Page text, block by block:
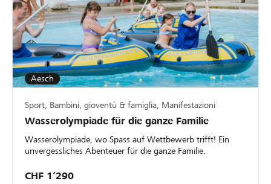
Aesch
Sport, Bambini, gioventù & famiglia, Manifestazioni
Wasserolympiade für die ganze Familie
Wasserolympiade, wo Spass auf Wettbewerb trifft! Ein
unvergessliches Abenteuer für die ganze Familie.
CHF 1’290